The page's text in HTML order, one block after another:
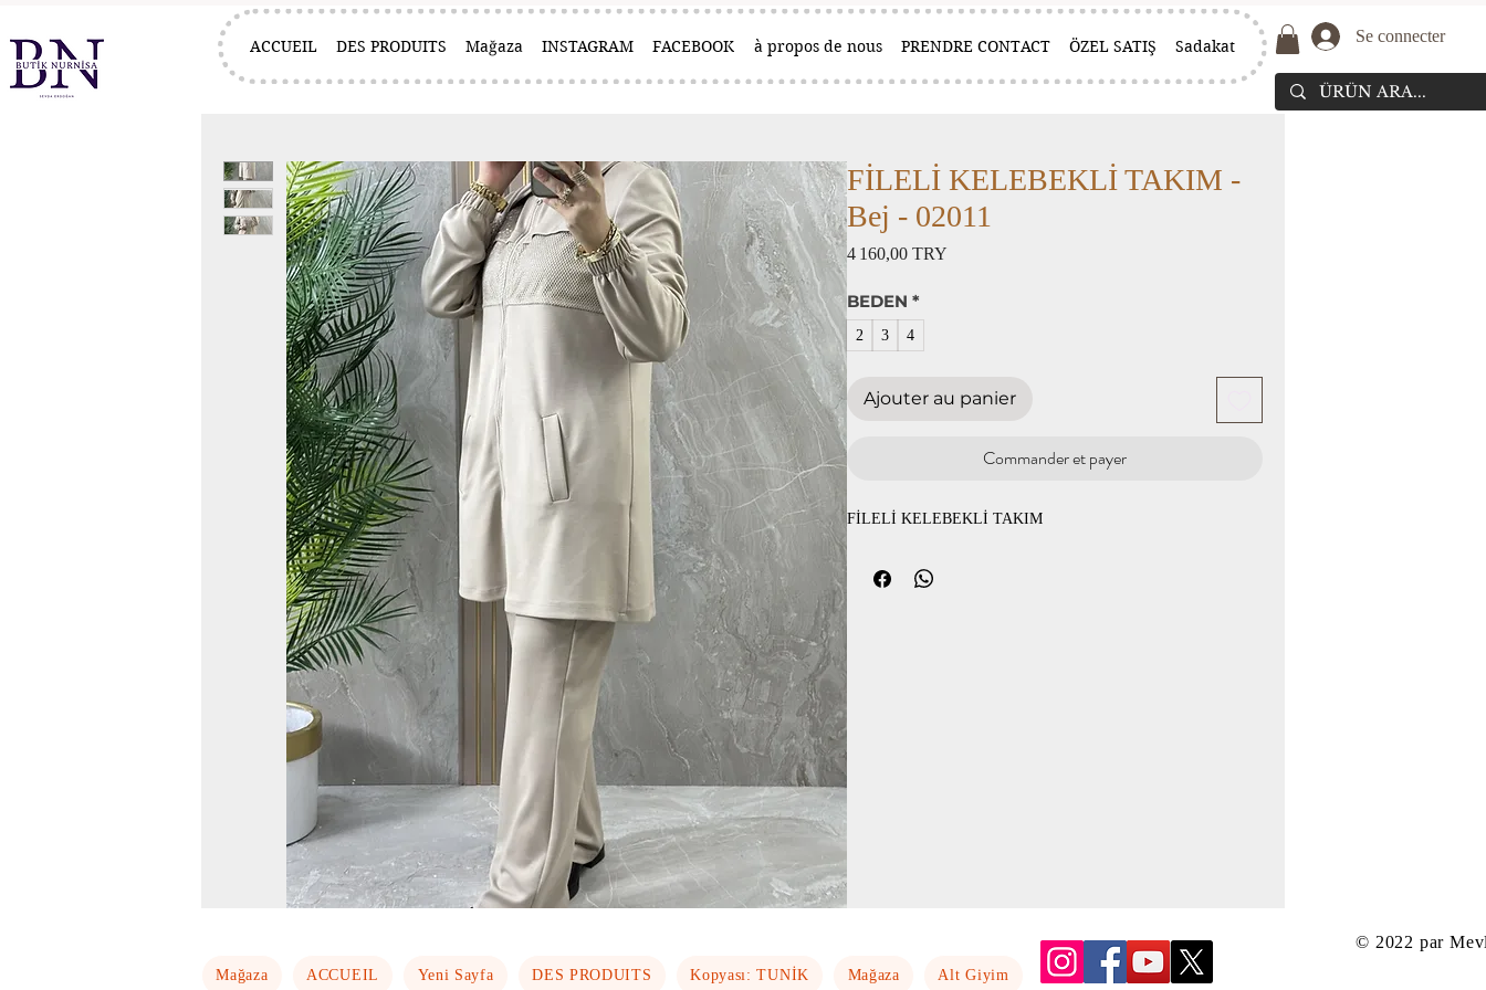
ACCUEIL DES PRODUITS Mağaza INSTAGRAM FACEBOOK à propos de nous PRENDRE CONTACT ÖZEL SATIŞ Sadakat
Se connecter
FİLELİ KELEBEKLİ TAKIM -
Bej - 02011
4 160,00 TRY
BEDEN *
2 3 4
Ajouter au panier
Commander et payer
FİLELİ KELEBEKLİ TAKIM
Mağaza ACCUEIL Yeni Sayfa DES PRODUITS Kopyası: TUNİK Mağaza Alt Giyim
© 2022 par